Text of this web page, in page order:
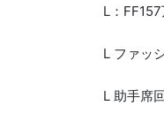
L：
L ファッ
L 助手席